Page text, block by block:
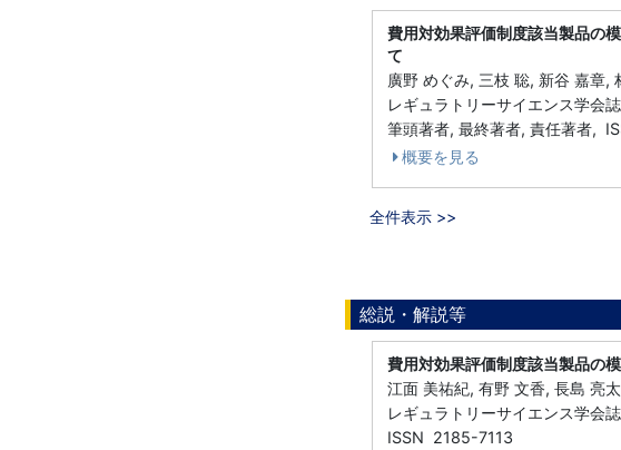
費用対効果評価制度該当製品の
て
廣野 めぐみ, 三枝 聡, 新谷 嘉章,
レギュラトリーサイエンス学会
筆頭著者, 最終著者, 責任著者,
概要を見る
全件表示 >>
総説・解説等
費用対効果評価制度該当製品の
江面 美祐紀, 有野 文香, 長島 亮
レギュラトリーサイエンス学
ISSN 2185-7113